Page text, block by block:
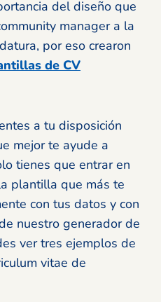
del diseño que
manager a la
por eso crearon
de CV
a tu disposición
mejor te ayude a
tienes que entrar en
plantilla que más te
con tus datos y con
nuestro generador de
ver tres ejemplos de
vitae de